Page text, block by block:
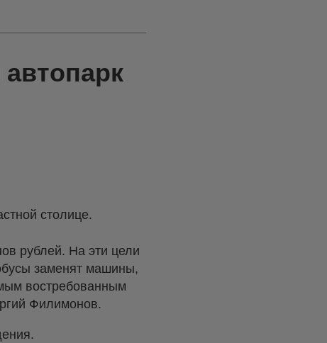
столице.
рублей. На эти цели
заменят машины,
востребованным
Филимонов.